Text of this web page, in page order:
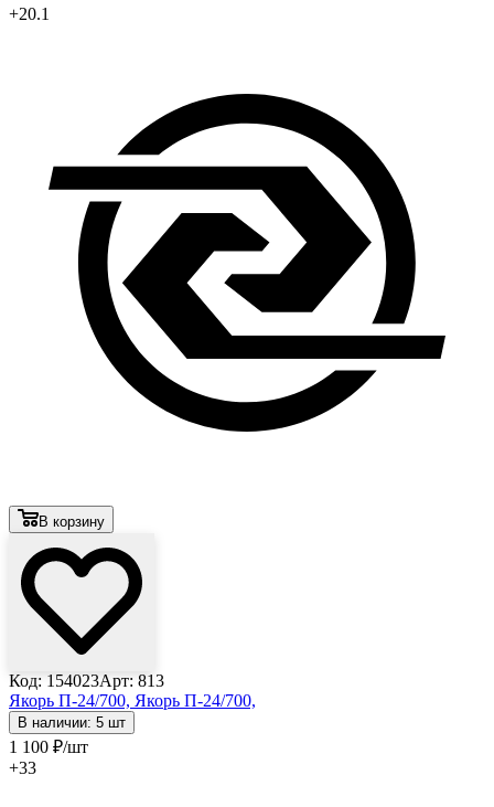
+20.1
В корзину
Код: 154023Арт: 813
Якорь П-24/700, Якорь П-24/700,
В наличии: 5 шт
1 100 ₽/шт
+33